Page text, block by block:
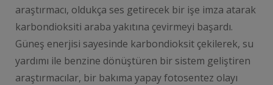
araştırmacı, oldukça ses getirecek bir işe imza atarak
karbondioksiti araba yakıtına çevirmeyi başardı.
Güneş enerjisi sayesinde karbondioksit çekilerek, su
yardımı ile benzine dönüştüren bir sistem geliştiren
araştırmacılar, bir bakıma yapay fotosentez olayı